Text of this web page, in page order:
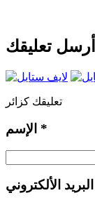
أرسل تعليقك
تعليقك كزائر
*